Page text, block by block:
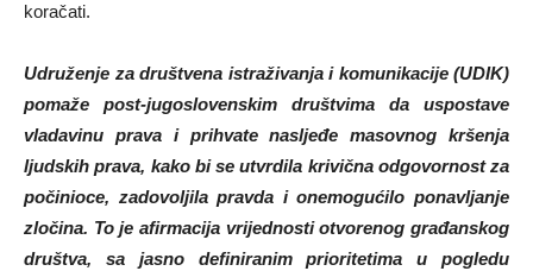
koračati.
Udruženje za društvena istraživanja i komunikacije (UDIK)
pomaže post-jugoslovenskim društvima da uspostave
vladavinu prava i prihvate nasljeđe masovnog kršenja
ljudskih prava, kako bi se utvrdila krivična odgovornost za
počinioce, zadovoljila pravda i onemogućilo ponavljanje
zločina. To je afirmacija vrijednosti otvorenog građanskog
društva, sa jasno definiranim prioritetima u pogledu